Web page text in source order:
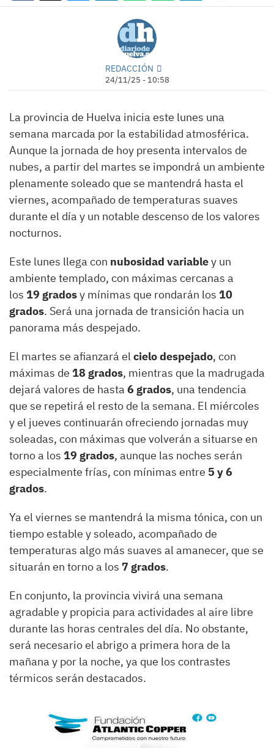
REDACCIÓN
24/11/25 - 10:58
La provincia de Huelva inicia este lunes una
semana marcada por la estabilidad atmosférica.
Aunque la jornada de hoy presenta intervalos de
nubes, a partir del martes se impondrá un ambiente
plenamente soleado que se mantendrá hasta el
viernes, acompañado de temperaturas suaves
durante el día y un notable descenso de los valores
nocturnos.
Este lunes llega con nubosidad variabley un
ambiente templado, con máximas cercanas a
los 19 gradosy mínimas que rondarán los 10
grados. Será una jornada de transición hacia un
panorama más despejado.
El martes se afianzará elcielo despejado, con
máximas de 18 grados, mientras que la madrugada
dejará valores de hasta 6 grados, una tendencia
que se repetirá el resto de la semana. El miércoles
y el jueves continuarán ofreciendo jornadas muy
soleadas, con máximas que volverán a situarse en
torno a los 19 grados, aunque las noches serán
especialmente frías, con mínimas entre 5 y 6
grados.
Ya el viernes se mantendrá la misma tónica, con un
tiempo estable y soleado, acompañado de
temperaturas algo más suaves al amanecer, que se
situarán en torno a los 7 grados.
En conjunto, la provincia vivirá una semana
agradable y propicia para actividades al aire libre
durante las horas centrales del día. No obstante,
será necesario el abrigo a primera hora de la
mañana y por la noche, ya que los contrastes
térmicos serán destacados.